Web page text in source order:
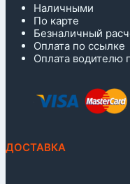
Наличными
По карте
Безналичный
Оплата по ссылке
Оплата водителю
ДОСТАВКА